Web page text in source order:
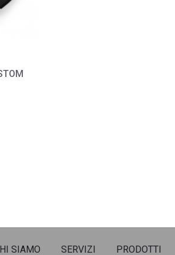
SIAMO SERVIZI PRODOTTI